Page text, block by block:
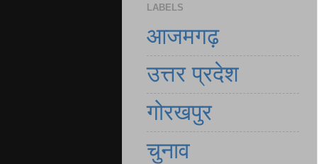
LABELS
आजमगढ़
उत्तर प्रदेश
गोरखपुर
चुनाव